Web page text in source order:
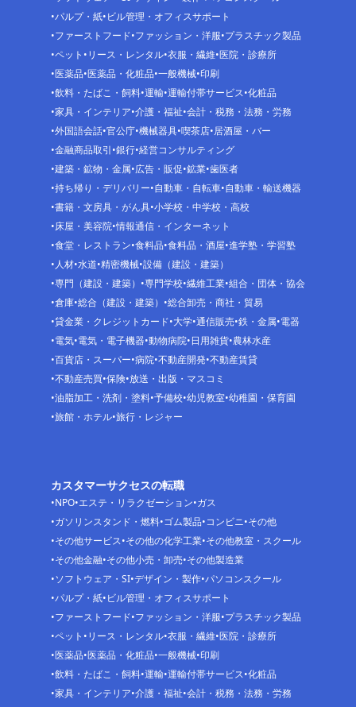
パルプ・紙 ビル管理・オフィスサポート
ファーストフード ファッション・洋服 プラスチック製品
ペット リース・レンタル 衣服・繊維 医院・診療所
医薬品 医薬品・化粧品 一般機械 印刷
飲料・たばこ・飼料 運輸 運輸付帯サービス 化粧品
家具・インテリア 介護・福祉 会計・税務・法務・労務
外国語会話 官公庁 機械器具 喫茶店 居酒屋・バー
金融商品取引 銀行 経営コンサルティング
建築・鉱物・金属 広告・販促 鉱業 歯医者
持ち帰り・デリバリー 自動車・自転車 自動車・輸送機器
書籍・文房具・がん具 小学校・中学校・高校
床屋・美容院 情報通信・インターネット
食堂・レストラン 食料品 食料品・酒屋 進学塾・学習塾
人材 水道 精密機械 設備（建設・建築）
専門（建設・建築）
専門学校 繊維工業 組合・団体・協会
倉庫 総合（建設・建築）
総合卸売・商社・貿易
貸金業・クレジットカード 大学 通信販売 鉄・金属 電器
電気 電気・電子機器 動物病院 日用雑貨 農林水産
百貨店・スーパー 病院 不動産開発 不動産賃貸
不動産売買 保険 放送・出版・マスコミ
油脂加工・洗剤・塗料 予備校 幼児教室 幼稚園・保育園
旅館・ホテル 旅行・レジャー
カスタマーサクセスの転職
NPO エステ・リラクゼーション ガス
ガソリンスタンド・燃料 ゴム製品 コンビニ その他
その他サービス その他の化学工業 その他教室・スクール
その他金融 その他小売・卸売 その他製造業
ソフトウェア・SI デザイン・製作 パソコンスクール
パルプ・紙 ビル管理・オフィスサポート
ファーストフード ファッション・洋服 プラスチック製品
ペット リース・レンタル 衣服・繊維 医院・診療所
医薬品 医薬品・化粧品 一般機械 印刷
飲料・たばこ・飼料 運輸 運輸付帯サービス 化粧品
家具・インテリア 介護・福祉 会計・税務・法務・労務